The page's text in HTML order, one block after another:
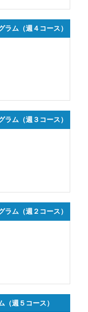
ラム（週４コース）
ラム（週３コース）
ラム（週２コース）
週５コース）